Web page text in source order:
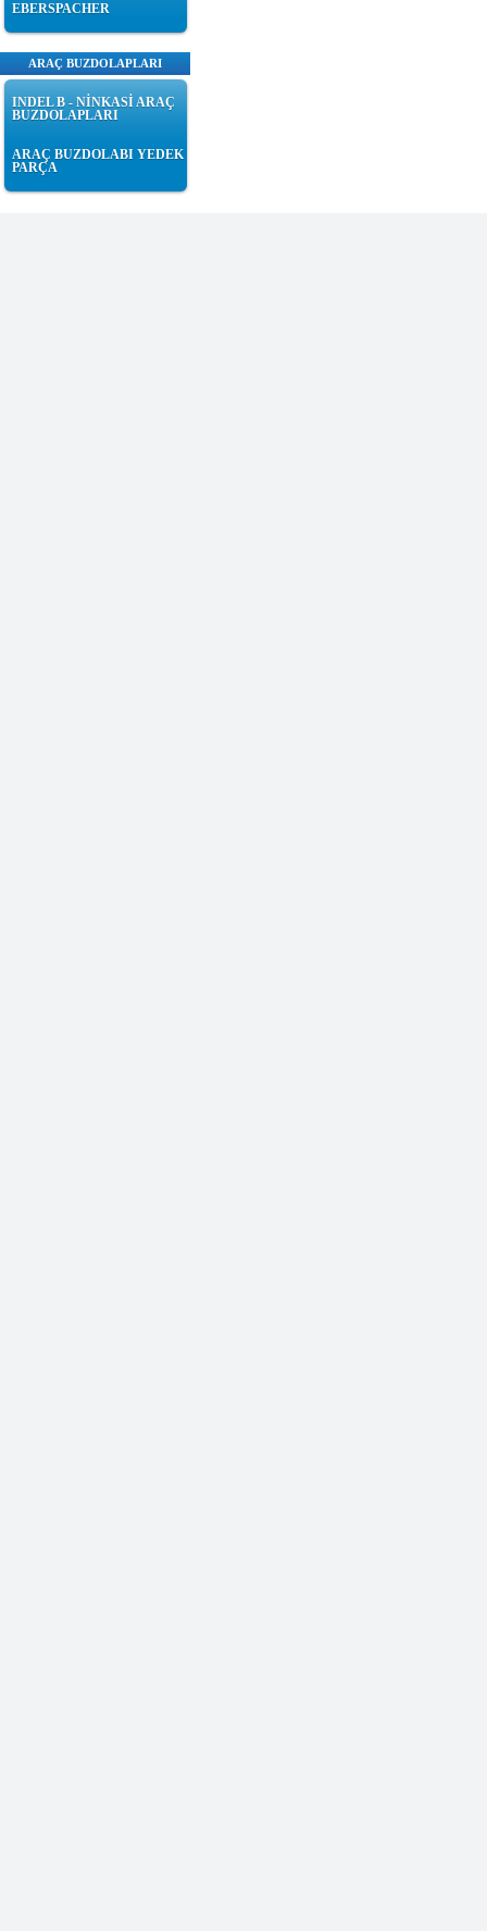
EBERSPACHER
ARAÇ BUZDOLAPLARI
INDEL B - NİNKASİ ARAÇ
BUZDOLAPLARI
ARAÇ BUZDOLABI YEDEK
PARÇA